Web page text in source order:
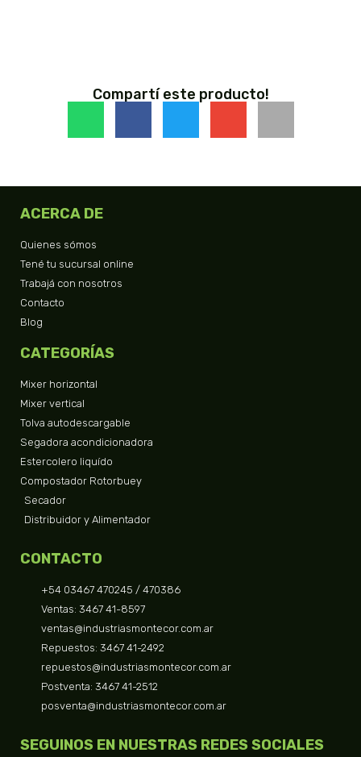
Compartí este producto!
ACERCA DE
Quienes sómos
Tené tu sucursal online
Trabajá con nosotros
Contacto
Blog
CATEGORÍAS
Mixer horizontal
Mixer vertical
Tolva autodescargable
Segadora acondicionadora
Estercolero liquído
Compostador Rotorbuey
Secador
Distribuidor y Alimentador
CONTACTO
+54 03467 470245 / 470386
Ventas: 3467 41-8597
ventas@industriasmontecor.com.ar
Repuestos: 3467 41-2492
repuestos@industriasmontecor.com.ar
Postventa: 3467 41-2512
posventa@industriasmontecor.com.ar
SEGUINOS EN NUESTRAS REDES SOCIALES